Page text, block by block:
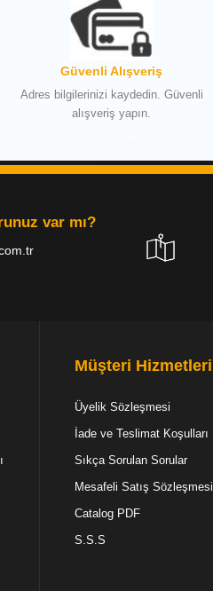
Güvenli Alışveriş
Adres bilgilerinizi kaydedin. Güvenli
alışveriş yapın.
var mı?
Müşteri Hizmetleri
Üyelik Sözleşmesi
İade ve Teslimat Koşulları
Sıkça Sorulan Sorular
Mesafeli Satış Sözleşmesi
Catalog PDF
S.S.S